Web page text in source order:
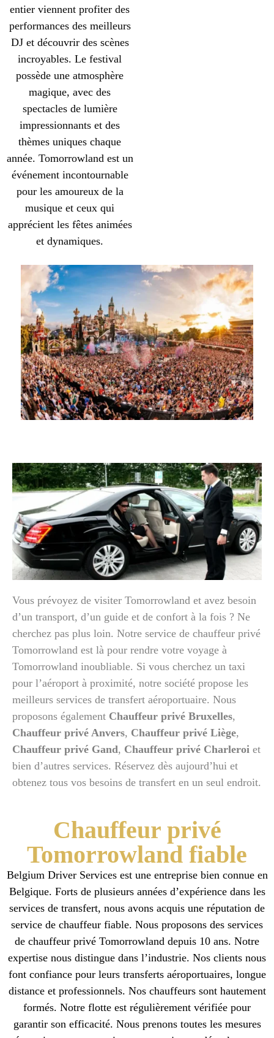
entier viennent profiter des
performances des meilleurs
DJ et découvrir des scènes
incroyables. Le festival
possède une atmosphère
magique, avec des
spectacles de lumière
impressionnants et des
thèmes uniques chaque
année. Tomorrowland est un
événement incontournable
pour les amoureux de la
musique et ceux qui
apprécient les fêtes animées
et dynamiques.
Vous prévoyez de visiter Tomorrowland et avez besoin
d’un transport, d’un guide et de confort à la fois ? Ne
cherchez pas plus loin. Notre service de chauffeur privé
Tomorrowland est là pour rendre votre voyage à
Tomorrowland inoubliable. Si vous cherchez un taxi
pour l’aéroport à proximité, notre société propose les
meilleurs services de transfert aéroportuaire. Nous
proposons également Chauffeur privé Bruxelles,
Chauffeur privé Anvers, Chauffeur privé Liège,
Chauffeur privé Gand, Chauffeur privé Charleroi et
bien d’autres services. Réservez dès aujourd’hui et
obtenez tous vos besoins de transfert en un seul endroit.
Chauffeur privé
Tomorrowland fiable
Belgium Driver Services est une entreprise bien connue en
Belgique. Forts de plusieurs années d’expérience dans les
services de transfert, nous avons acquis une réputation de
service de chauffeur fiable. Nous proposons des services
de chauffeur privé Tomorrowland depuis 10 ans. Notre
expertise nous distingue dans l’industrie. Nos clients nous
font confiance pour leurs transferts aéroportuaires, longue
distance et professionnels. Nos chauffeurs sont hautement
formés. Notre flotte est régulièrement vérifiée pour
garantir son efficacité. Nous prenons toutes les mesures